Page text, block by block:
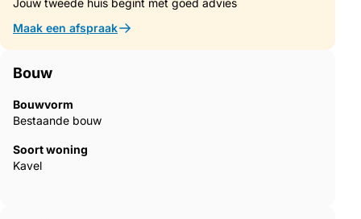
Jouw tweede huis begint met goed advies
Maak een afspraak
Bouw
Bouwvorm
Bestaande bouw
Soort woning
Kavel